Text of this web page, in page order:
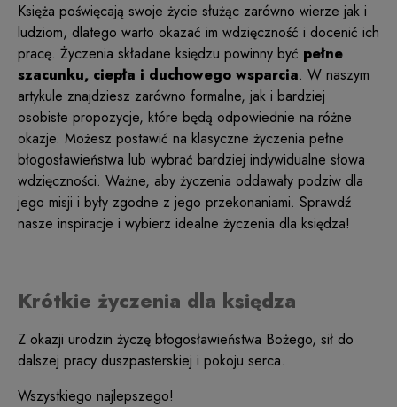
Księża poświęcają swoje życie służąc zarówno wierze jak i
ludziom, dlatego warto okazać im wdzięczność i docenić ich
pracę. Życzenia składane księdzu powinny być pełne
szacunku, ciepła i duchowego wsparcia. W naszym
artykule znajdziesz zarówno formalne, jak i bardziej
osobiste propozycje, które będą odpowiednie na różne
okazje. Możesz postawić na klasyczne życzenia pełne
błogosławieństwa lub wybrać bardziej indywidualne słowa
wdzięczności. Ważne, aby życzenia oddawały podziw dla
jego misji i były zgodne z jego przekonaniami. Sprawdź
nasze inspiracje i wybierz idealne życzenia dla księdza!
Krótkie życzenia dla księdza
Z okazji urodzin życzę błogosławieństwa Bożego, sił do
dalszej pracy duszpasterskiej i pokoju serca.
Wszystkiego najlepszego!